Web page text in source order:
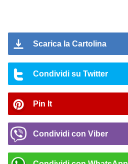
Scarica la Cartolina
Condividi su Twitter
Pin It
Condividi con Viber